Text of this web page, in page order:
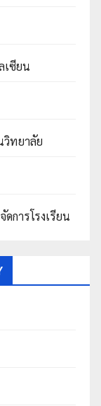
เซียน
วิทยาลัย
การโรงเรียน